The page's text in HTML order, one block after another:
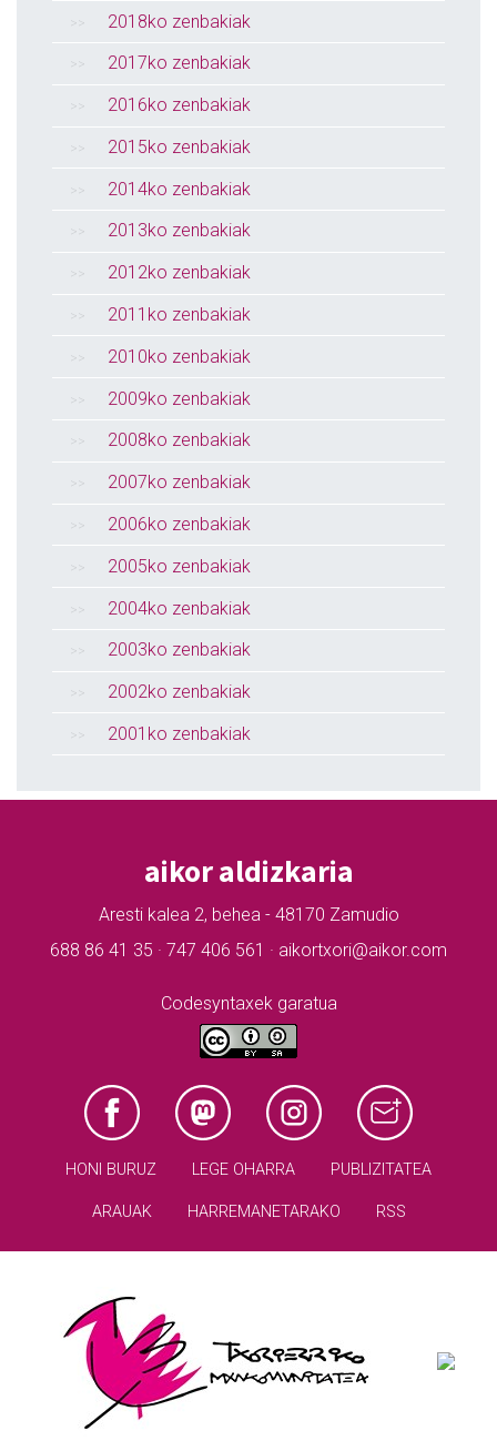
2018ko zenbakiak
2017ko zenbakiak
2016ko zenbakiak
2015ko zenbakiak
2014ko zenbakiak
2013ko zenbakiak
2012ko zenbakiak
2011ko zenbakiak
2010ko zenbakiak
2009ko zenbakiak
2008ko zenbakiak
2007ko zenbakiak
2006ko zenbakiak
2005ko zenbakiak
2004ko zenbakiak
2003ko zenbakiak
2002ko zenbakiak
2001ko zenbakiak
aikor aldizkaria
Aresti kalea 2, behea - 48170 Zamudio
688 86 41 35 · 747 406 561 · aikortxori@aikor.com
Codesyntaxek garatua
HONI BURUZ LEGE OHARRA PUBLIZITATEA
ARAUAK HARREMANETARAKO RSS